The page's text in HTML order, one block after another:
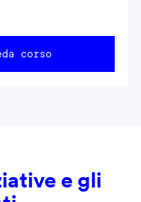
corso
e gli